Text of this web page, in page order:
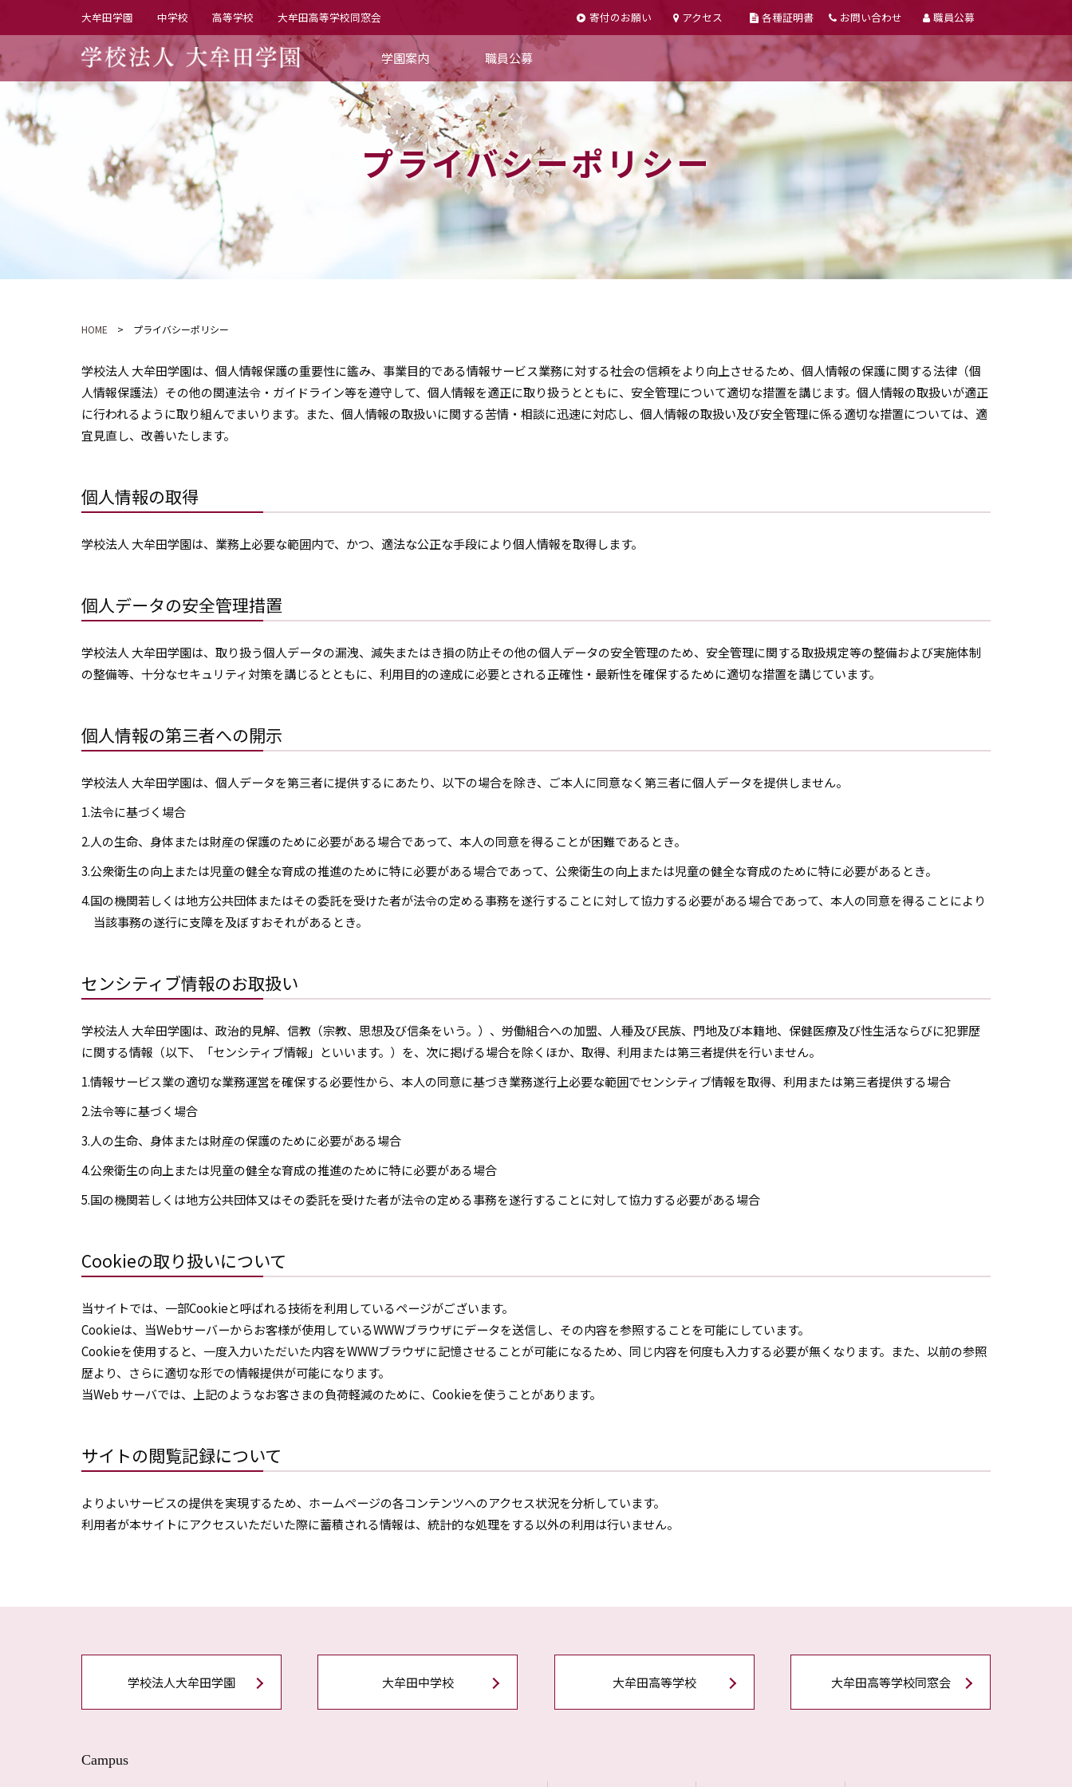
大牟田学園 中学校 高等学校 大牟田高等学校同窓会 寄付のお願い アクセス 各種証明書 お問い合わせ 職員公募
学園案内
教育理念・ 校歌
理事長あいさつ
沿革
職員公募
プライバシーポリシー
HOME > プライバシーポリシー
学校法人 大牟田学園は、個人情報保護の重要性に鑑み、事業目的である情報サービス業務に対する社会の信頼をより向上させるため、個人情報の保護に関する法律（個
人情報保護法）その他の関連法令・ガイドライン等を遵守して、個人情報を適正に取り扱うとともに、安全管理について適切な措置を講じます。個人情報の取扱いが適正
に行われるように取り組んでまいります。また、個人情報の取扱いに関する苦情・相談に迅速に対応し、個人情報の取扱い及び安全管理に係る適切な措置については、適
宜見直し、改善いたします。
個人情報の取得
学校法人 大牟田学園は、業務上必要な範囲内で、かつ、適法な公正な手段により個人情報を取得します。
個人データの安全管理措置
学校法人 大牟田学園は、取り扱う個人データの漏洩、減失またはき損の防止その他の個人データの安全管理のため、安全管理に関する取扱規定等の整備および実施体制
の整備等、十分なセキュリティ対策を講じるとともに、利用目的の達成に必要とされる正確性・最新性を確保するために適切な措置を講じています。
個人情報の第三者への開示
学校法人 大牟田学園は、個人データを第三者に提供するにあたり、以下の場合を除き、ご本人に同意なく第三者に個人データを提供しません。
1.法令に基づく場合
2.人の生命、身体または財産の保護のために必要がある場合であって、本人の同意を得ることが困難であるとき。
3.公衆衛生の向上または児童の健全な育成の推進のために特に必要がある場合であって、公衆衛生の向上または児童の健全な育成のために特に必要があるとき。
4.国の機関若しくは地方公共団体またはその委託を受けた者が法令の定める事務を遂行することに対して協力する必要がある場合であって、本人の同意を得ることにより
当該事務の遂行に支障を及ぼすおそれがあるとき。
センシティブ情報のお取扱い
学校法人 大牟田学園は、政治的見解、信教（宗教、思想及び信条をいう。）、労働組合への加盟、人種及び民族、門地及び本籍地、保健医療及び性生活ならびに犯罪歴
に関する情報（以下、「センシティブ情報」といいます。）を、次に掲げる場合を除くほか、取得、利用または第三者提供を行いません。
1.情報サービス業の適切な業務運営を確保する必要性から、本人の同意に基づき業務遂行上必要な範囲でセンシティブ情報を取得、利用または第三者提供する場合
2.法令等に基づく場合
3.人の生命、身体または財産の保護のために必要がある場合
4.公衆衛生の向上または児童の健全な育成の推進のために特に必要がある場合
5.国の機関若しくは地方公共団体又はその委託を受けた者が法令の定める事務を遂行することに対して協力する必要がある場合
Cookieの取り扱いについて
当サイトでは、一部Cookieと呼ばれる技術を利用しているページがございます。
Cookieは、当Webサーバーからお客様が使用しているWWWブラウザにデータを送信し、その内容を参照することを可能にしています。
Cookieを使用すると、一度入力いただいた内容をWWWブラウザに記憶させることが可能になるため、同じ内容を何度も入力する必要が無くなります。また、以前の参照
歴より、さらに適切な形での情報提供が可能になります。
当Web サーバでは、上記のようなお客さまの負荷軽減のために、Cookieを使うことがあります。
サイトの閲覧記録について
よりよいサービスの提供を実現するため、ホームページの各コンテンツへのアクセス状況を分析しています。
利用者が本サイトにアクセスいただいた際に蓄積される情報は、統計的な処理をする以外の利用は行いません。
学校法人大牟田学園 大牟田中学校 大牟田高等学校 大牟田高等学校同窓会
Campus